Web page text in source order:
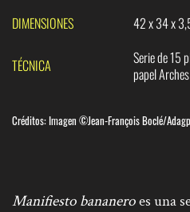
DIMENSIONES 42 x 34 x
TÉCNICA
Serie de 15
papel
Créditos: Imagen ©Jean-François Boclé/Adagp
Manifiesto bananeroes una